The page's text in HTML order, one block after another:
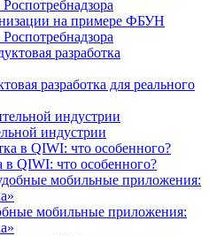
на примере ФБУН
разработка для реального
индустрии
в QIWI: что особенного?
мобильные приложения: